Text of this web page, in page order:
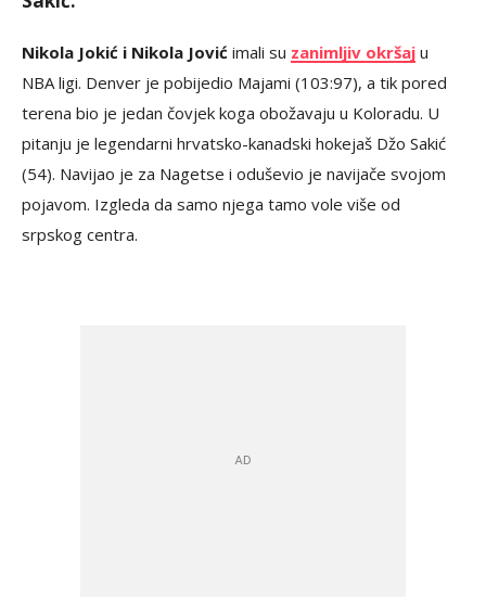
Nikola Jokić i Nikola Jović imali su zanimljiv okršaj u
NBA ligi. Denver je pobijedio Majami (103:97), a tik pored
terena bio je jedan čovjek koga obožavaju u Koloradu. U
pitanju je legendarni hrvatsko-kanadski hokejaš Džo Sakić
(54). Navijao je za Nagetse i oduševio je navijače svojom
pojavom. Izgleda da samo njega tamo vole više od
srpskog centra.